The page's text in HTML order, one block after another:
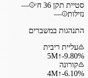
סטיית תקן 36 ח׳
—
נזילות
—
התנהגות במשברים
עליית ריבית
‎-9.80%
↑
5M
קורונה
‎-6.10%
↑
4M